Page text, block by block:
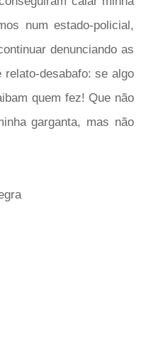
num estado-policial,
denunciando as
desabafo: se algo
quem fez! Que não
garganta, mas não